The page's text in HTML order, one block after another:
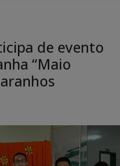
de evento
“Maio